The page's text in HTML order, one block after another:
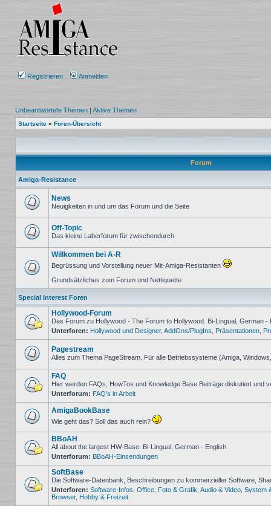
Registrieren Anmelden
Unbeantwortete Themen | Aktive Themen
Startseite » Foren-Übersicht
Forum
Amiga-Resistance
ungelesenen
Beiträge
News
Neuigkeiten in und um das Forum und die Seite
ungelesenen
Beiträge
Off-Topic
Das kleine Laberforum für zwischendurch
Keine
Willkommen bei A-R
Begrüssung und Vorstellung neuer Mit-Amiga-Resistanten
Grundsätzliches zum Forum und Nettiquette
Special Interest Foren
Keine
ungelesenen
Beiträge
Hollywood-Forum
Das Forum zu Hollywood - The Forum to Hollywood. Bi-Lingual, German -
Unterforen: Hollywood und Designer, AddOns/PlugIns Präsentationen
ungelesenen
Beiträge
Pagestream
Alles zum Thema PageStream. Für alle Betriebssysteme (Amiga,
Keine
ungelesenen
Beiträge
FAQ
Hier werden FAQs, HowTos und Knowledge Base Beiträge diskutiert und
Unterforum: FAQ's in Arbeit
ungelesenen
Beiträge
AmigaBookBase
Wie geht das? Soll das auch rein?
Keine
ungelesenen
Beiträge
BBoAH
All about the largest HW-Base. Bi-Lingual, German - English
Unterforum: BBoAH-Einsendungen
Keine
ungelesenen
SoftBase
Die Software-Datenbank, Beschreibungen zu kommerzieller Software,
Unterforen: Software-Infos Office Foto & Grafik Audio & Video System
Browser, Hobby & Freizeit